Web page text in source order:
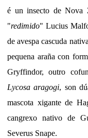
é un insecto de Nova
"redimido" Lucius
de avespa cascuda
pequena araña con
Gryffindor, outro
Lycosa aragogi, son
mascota xigante de
cangrexo nativo de
Severus Snape.